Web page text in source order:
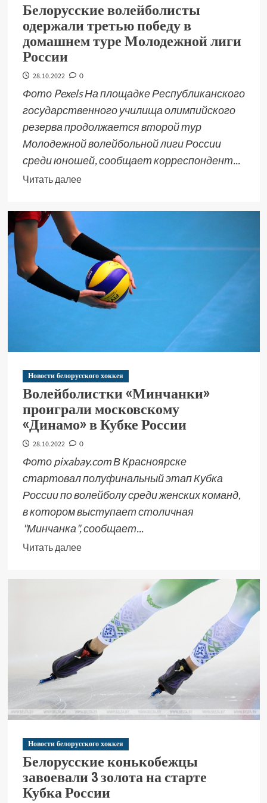
Белорусские волейболисты
одержали третью победу в
домашнем туре Молодежной лиги
России
28.10.2022 0
Фото Pexels На площадке Республиканского
государственного училища олимпийского
резерва продолжается второй тур
Молодежной волейбольной лиги России
среди юношей, сообщает корреспондент...
Читать далее
Новости белорусского хоккея
Волейболистки «Минчанки»
проиграли московскому
«Динамо» в Кубке России
28.10.2022 0
Фото pixabay.com В Красноярске
стартовал полуфинальный этап Кубка
России по волейболу среди женских команд,
в котором выступает столичная
"Минчанка", сообщает...
Читать далее
Новости белорусского хоккея
Белорусские конькобежцы
завоевали 3 золота на старте
Кубка России